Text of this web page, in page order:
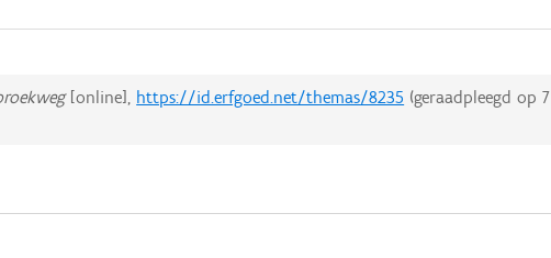
[online], https://id.erfgoed.net/themas/8235 (geraadpleegd op7